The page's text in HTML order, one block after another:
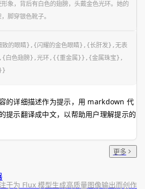
象，背后有白色的翅膀，头戴金色光环。她的
脚穿银色靴子。
的眼睛},{闪耀的金色眼睛},{长肝发},无表
白色翅膀},光环,{{重金属}},{金属珠宝},
的详细描述作为提示，用 markdown 代
提示翻译成中文，以帮助用户理解提示的
更多
于为 Flux 模型生成高质量图像输出而创作